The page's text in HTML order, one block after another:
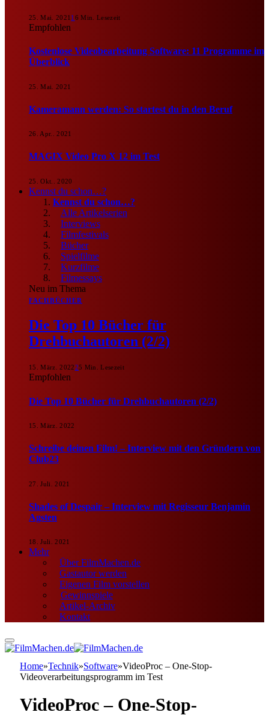
25. Mai. 2021 1 6 Min. Lesezeit
Empfohlen
Kostenlose Videobearbeitung Software: 11 Programme im
Überblick
25. Mai. 2021
Kameramann werden: So startest du in den Beruf
26. Apr.. 2021
MAGIX Video Pro X 12 im Test
25. Okt.. 2020
Kennst du schon…?
Kennst du schon…?
Alle Artikelserien
Interviews
Filmfestivals
Bücher
Spielfilme
Kurzfilme
Filmessays
Neu im Thema
FACHBÜCHER
Die Top 10 Bücher für
Drehbuchautoren (2/2)
15. März. 202225 Min. Lesezeit
Empfohlen
Die Top 10 Bücher für Drehbuchautoren (2/2)
15. März. 2022
Schreibe deinen Film! – Interview mit den Gründern von
Club23
27. Juli. 2021
Shades of Despair – Interview mit Regisseur Benjamin
Agsten
18. Juli. 2021
Mehr
Über FilmMachen.de
Gastautor werden
Eigenen Film vorstellen
Gewinnspiele
Artikel-Archiv
Kontakt
Home»Technik»Software»VideoProc – One-Stop-
Videoverarbeitungsprogramm im Test
VideoProc – One-Stop-